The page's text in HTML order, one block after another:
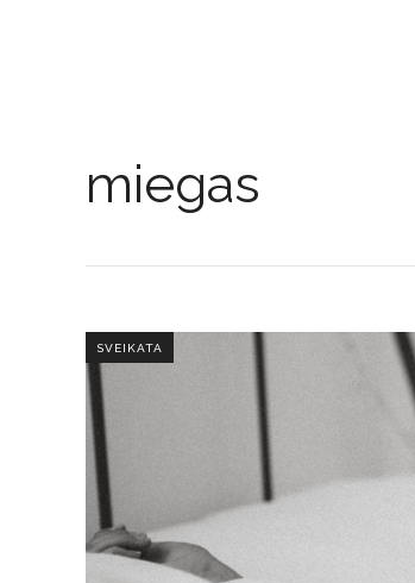
miegas
SVEIKATA